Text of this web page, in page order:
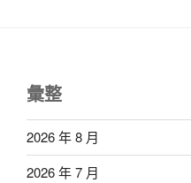
彙整
2026 年 8 月
2026 年 7 月